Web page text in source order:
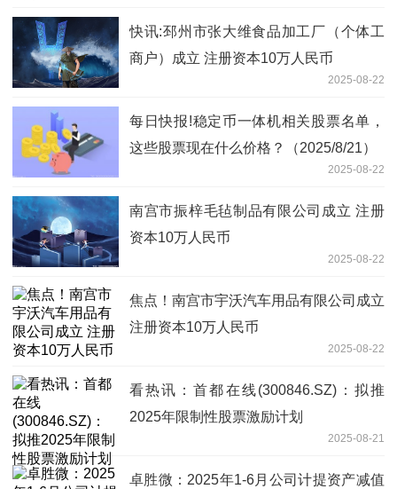
快讯:邳州市张大维食品加工厂（个体工
商户）成立 注册资本10万人民币
2025-08-22
每日快报!稳定币一体机相关股票名单，
这些股票现在什么价格？（2025/8/21）
2025-08-22
南宫市振梓毛毡制品有限公司成立 注册
资本10万人民币
2025-08-22
焦点！南宫市宇沃汽车用品有限公司成立
注册资本10万人民币
2025-08-22
看热讯：首都在线(300846.SZ)：拟推
2025年限制性股票激励计划
2025-08-21
卓胜微：2025年1-6月公司计提资产减值